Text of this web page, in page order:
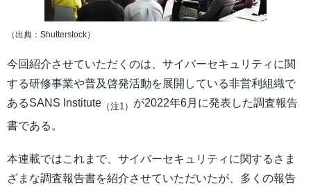
（出典：Shutterstock）
今回紹介させていただくのは、サイバーセキュリティに関
する研修事業や普及啓発活動を展開している非営利組織で
あるSANS Institute （注1） が2022年6月に発表した調査報告
書である。
本連載ではこれまで、サイバーセキュリティに関するさま
ざまな調査報告書を紹介させていただいたが、多くの報告